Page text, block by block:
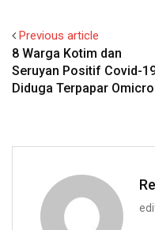
Previous article
8 Warga Kotim dan
Seruyan Positif Covid-
Diduga Terpapar